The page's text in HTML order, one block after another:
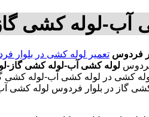
آب-لوله کشی
فردوس تعمیر لوله کشی در بلوار
لوله کشی آب-لوله کشی گاز-
کشی در لوله کشی آب-لوله
کشی گاز در بلوار فردوس لوله